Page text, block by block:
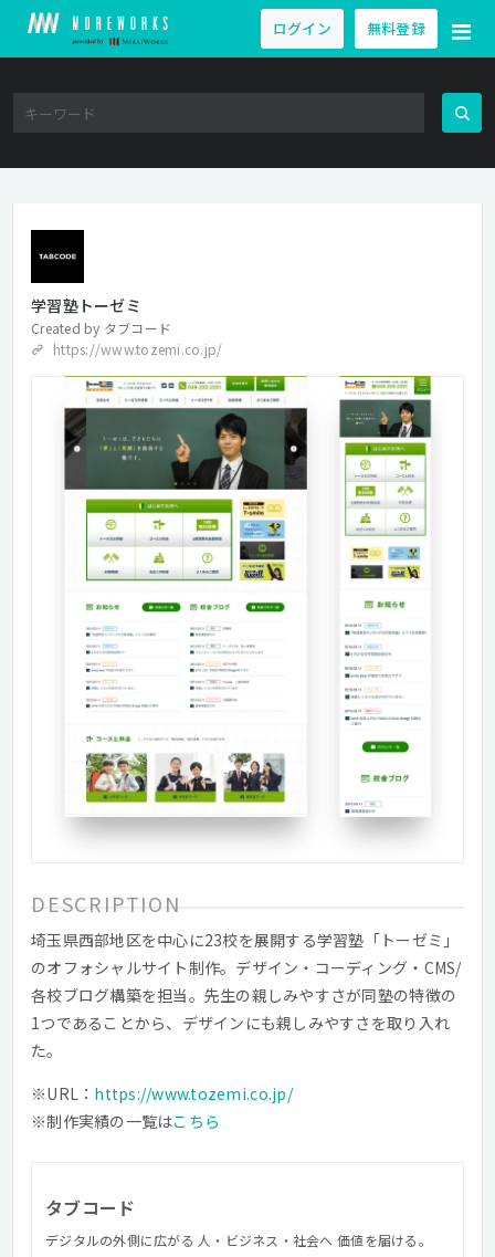
ログイン 無料登録
学習塾トーゼミ
Created by タブコード
https://www.tozemi.co.jp/
DESCRIPTION
埼玉県西部地区を中心に23校を展開する学習塾「トーゼミ」
のオフォシャルサイト制作。デザイン・コーディング・CMS/
各校ブログ構築を担当。先生の親しみやすさが同塾の特徴の
1つであることから、デザインにも親しみやすさを取り入れ
た。
※URL： https://www.tozemi.co.jp/
※制作実績の一覧はこちら
タブコード
デジタルの外側に広がる 人・ビジネス・社会へ 価値を届ける。